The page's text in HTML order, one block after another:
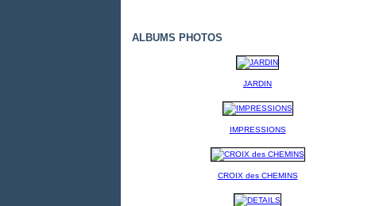
ALBUMS PHOTOS
JARDIN
IMPRESSIONS
CROIX des CHEMINS